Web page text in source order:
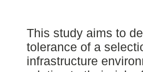
This study aims to
tolerance of a
infrastructure